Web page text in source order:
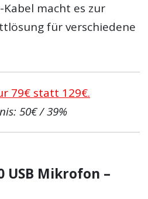
Kabel macht es zur
für verschiedene
79€ statt 129€.
50€ / 39%
USB Mikrofon –